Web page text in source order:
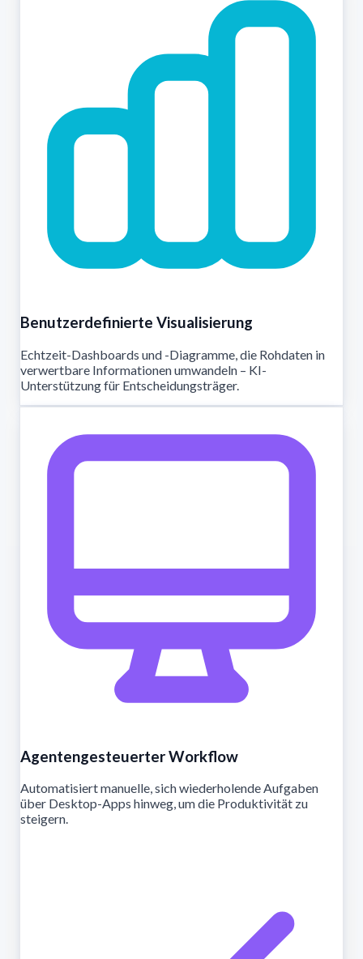
Benutzerdefinierte Visualisierung
Echtzeit-Dashboards und -Diagramme, die Rohdaten in
verwertbare Informationen umwandeln – KI-
Unterstützung für Entscheidungsträger.
Agentengesteuerter Workflow
Automatisiert manuelle, sich wiederholende Aufgaben
über Desktop-Apps hinweg, um die Produktivität zu
steigern.